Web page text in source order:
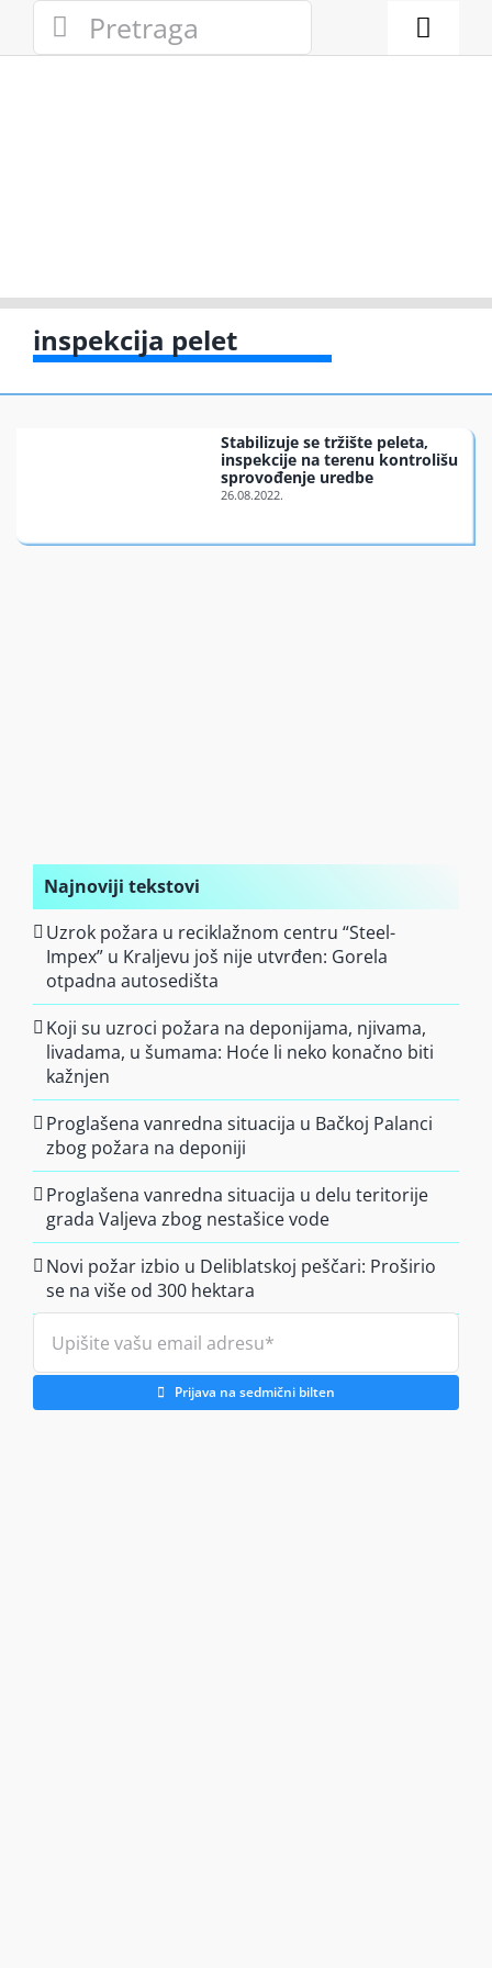
Search
for:
Toggle
Gde
Zelena
inspekcija pelet
Stabilizuje se tržište peleta,
inspekcije na terenu kontrolišu
sprovođenje uredbe
Najnoviji tekstovi
Uzrok požara u reciklažnom centru “Steel-
Impex” u Kraljevu još nije utvrđen: Gorela
otpadna autosedišta
Koji su uzroci požara na deponijama, njivama,
livadama, u šumama: Hoće li neko konačno biti
kažnjen
Proglašena vanredna situacija u Bačkoj Palanci
zbog požara na deponiji
Proglašena vanredna situacija u delu teritorije
grada Valjeva zbog nestašice vode
Novi požar izbio u Deliblatskoj peščari: Proširio
se na više od 300 hektara
Prijava na sedmični bilten